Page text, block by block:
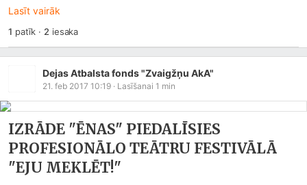
Lasīt vairāk
1 patīk · 2 iesaka
Dejas Atbalsta fonds "Zvaigžņu AkA"
21. feb 2017 10:19 · Lasīšanai 1 min
IZRĀDE "ĒNAS" PIEDALĪSIES
PROFESIONĀLO TEĀTRU FESTIVĀLĀ
"EJU MEKLĒT!"